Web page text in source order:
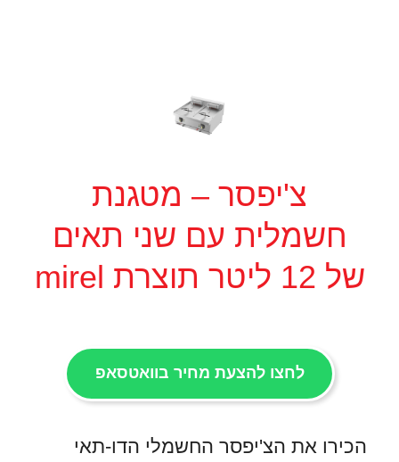
צ'יפסר – מטגנת
חשמלית עם שני תאים
של 12 ליטר תוצרת mirel
לחצו להצעת מחיר בוואטסאפ
הכירו את הצ'יפסר החשמלי הדו-תאי